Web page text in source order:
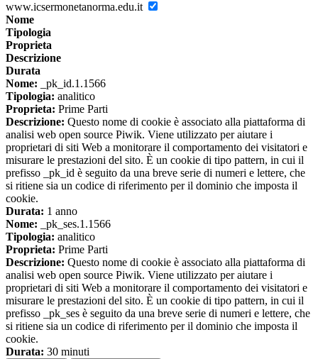
www.icsermonetanorma.edu.it
Nome
Tipologia
Proprieta
Descrizione
Durata
Nome: _pk_id.1.1566
Tipologia: analitico
Proprieta: Prime Parti
Descrizione: Questo nome di cookie è associato alla piattaforma di
analisi web open source Piwik. Viene utilizzato per aiutare i
proprietari di siti Web a monitorare il comportamento dei visitatori e
misurare le prestazioni del sito. È un cookie di tipo pattern, in cui il
prefisso _pk_id è seguito da una breve serie di numeri e lettere, che
si ritiene sia un codice di riferimento per il dominio che imposta il
cookie.
Durata: 1 anno
Nome: _pk_ses.1.1566
Tipologia: analitico
Proprieta: Prime Parti
Descrizione: Questo nome di cookie è associato alla piattaforma di
analisi web open source Piwik. Viene utilizzato per aiutare i
proprietari di siti Web a monitorare il comportamento dei visitatori e
misurare le prestazioni del sito. È un cookie di tipo pattern, in cui il
prefisso _pk_ses è seguito da una breve serie di numeri e lettere, che
si ritiene sia un codice di riferimento per il dominio che imposta il
cookie.
Durata: 30 minuti